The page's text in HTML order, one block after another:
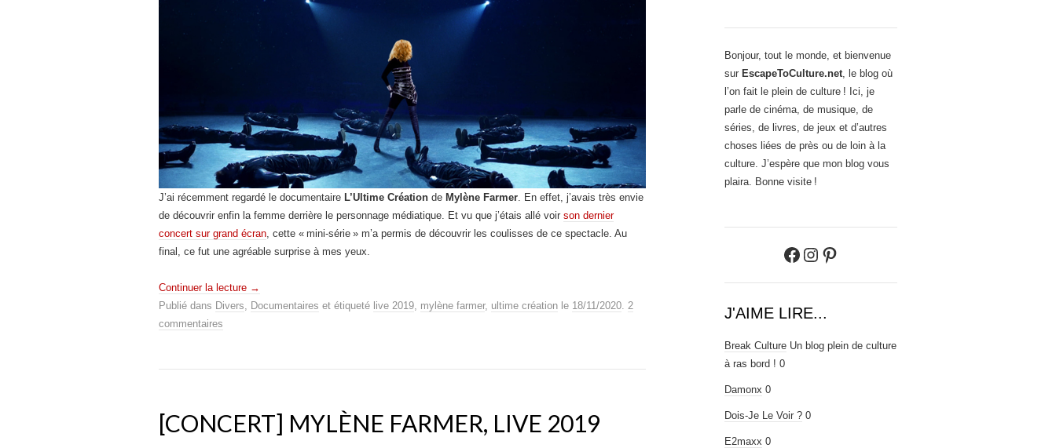
J’ai récemment regardé le documentaire L’Ultime Création de Mylène Farmer . En effet, j’avais très envie
de découvrir enfin la femme derrière le personnage médiatique. Et vu que j’étais allé voir son dernier
concert sur grand écran , cette « mini-série » m’a permis de découvrir les coulisses de ce spectacle. Au
final, ce fut une agréable surprise à mes yeux.
Continuer la lecture →
Publié dans Divers Documentaires et étiqueté live 2019 mylène farmer, ultime création le 18/11/2020 2
commentaires
[CONCERT] MYLÈNE FARMER, LIVE 2019
Bonjour, tout le monde, et bienvenue
sur EscapeToCulture.net , le blog où
l’on fait le plein de culture ! Ici, je
parle de cinéma, de musique, de
séries, de livres, de jeux et d’autres
choses liées de près ou de loin à la
culture. J’espère que mon blog vous
plaira. Bonne visite !
Facebook
Instagram
Pinterest
J'AIME LIRE...
Break Culture Un blog plein de culture
à ras bord ! 0
Damonx 0
Dois-Je Le Voir ? 0
E2maxx 0